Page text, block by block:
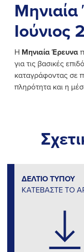
Ιούνιος
Η Μηνιαία Έρευνα
για τις βασικές
καταγράφοντας σε
πληρότητα και η
ΔΕΛΤΙΟ ΤΥΠΟΥ
ΚΑΤΕΒΑΣΤΕ ΤΟ